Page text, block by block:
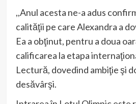
,,Anul acesta ne-a adus
calităţii pe care Alexandra a
Ea a obţinut, pentru a doua
calificarea la etapa
Lectură, dovedind ambiţie şi
desăvârşi.